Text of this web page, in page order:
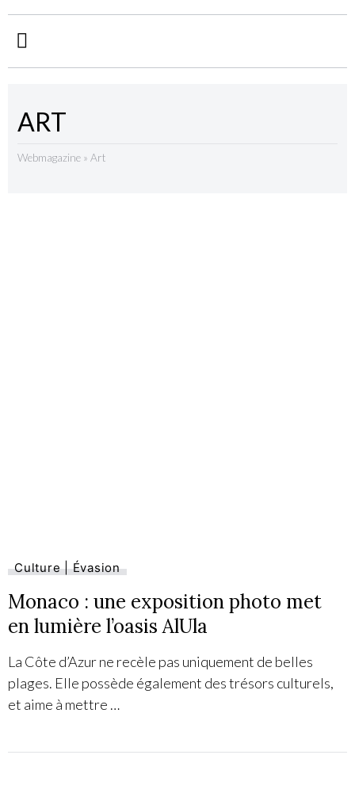
Culture | Évasion
Monaco : une exposition photo met
en lumière l’oasis AlUla
La Côte d’Azur ne recèle pas uniquement de belles
plages. Elle possède également des trésors culturels,
et aime à mettre …
ART
Webmagazine » Art